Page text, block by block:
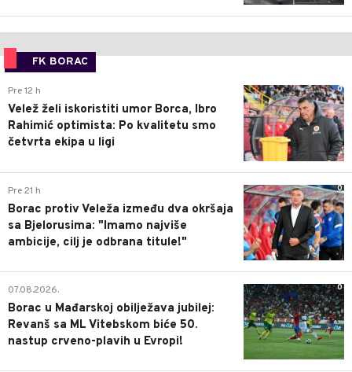
FK BORAC
0
Pre 12 h
Velež želi iskoristiti umor Borca, Ibro
Rahimić optimista: Po kvalitetu smo
četvrta ekipa u ligi
0
Pre 21 h
Borac protiv Veleža između dva okršaja
sa Bjelorusima: "Imamo najviše
ambicije, cilj je odbrana titule!"
0
07.08.2026.
Borac u Mađarskoj obilježava jubilej:
Revanš sa ML Vitebskom biće 50.
nastup crveno-plavih u Evropi!